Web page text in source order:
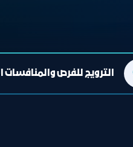
الترويج للفرص والمنافسات